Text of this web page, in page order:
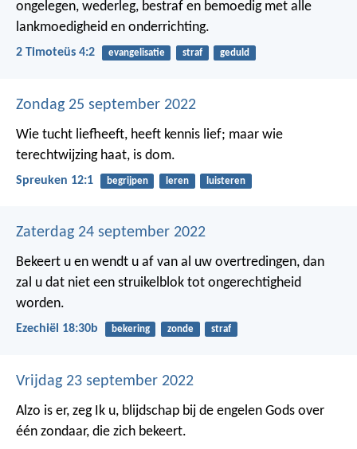
ongelegen, wederleg, bestraf en bemoedig met alle
lankmoedigheid en onderrichting.
2 Timoteüs 4:2 evangelisatie straf geduld
Zondag 25 september 2022
Wie tucht liefheeft, heeft kennis lief; maar wie
terechtwijzing haat, is dom.
Spreuken 12:1 begrijpen leren luisteren
Zaterdag 24 september 2022
Bekeert u en wendt u af van al uw overtredingen, dan
zal u dat niet een struikelblok tot ongerechtigheid
worden.
Ezechiël 18:30b bekering zonde straf
Vrijdag 23 september 2022
Alzo is er, zeg Ik u, blijdschap bij de engelen Gods over
één zondaar, die zich bekeert.